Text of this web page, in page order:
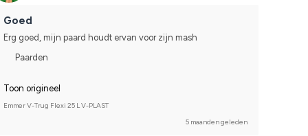
Goed
Erg goed, mijn paard houdt ervan voor zijn mash
Paarden
Toon origineel
Emmer V-Trug Flexi 25 L V-PLAST
5 maanden geleden